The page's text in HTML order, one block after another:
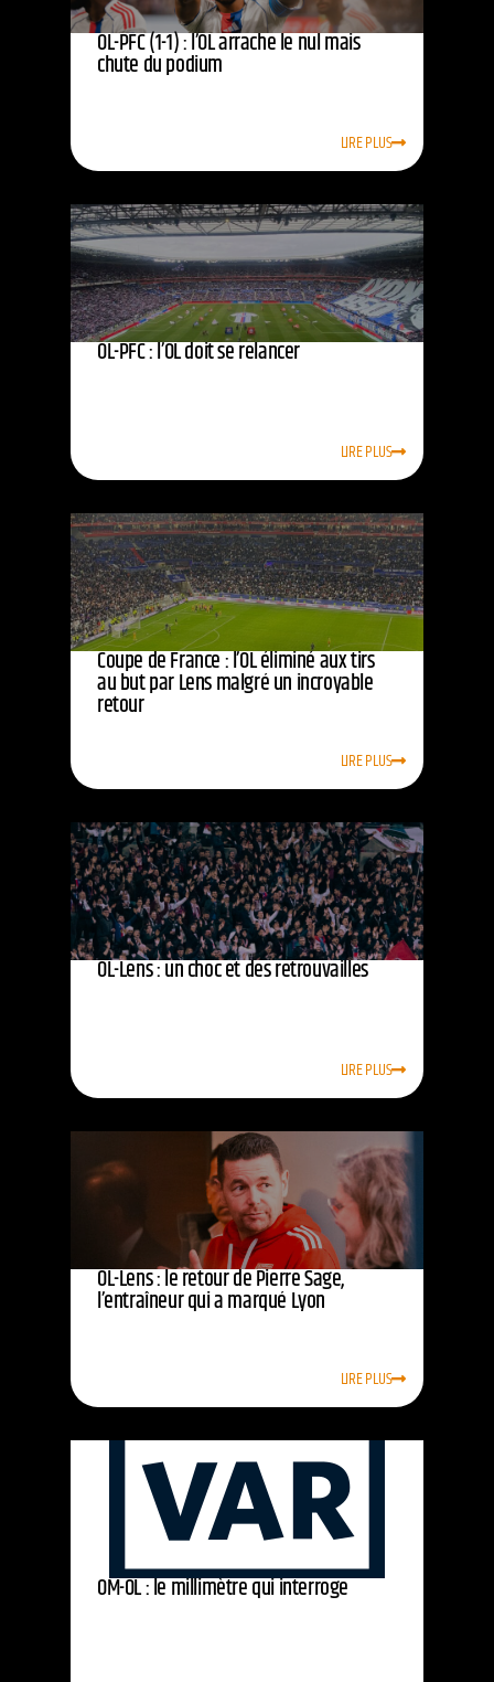
OL-PFC (1-1) : l’OL arrache le nul mais
chute du podium
LIRE PLUS
OL-PFC : l’OL doit se relancer
LIRE PLUS
Coupe de France : l’OL éliminé aux tirs
au but par Lens malgré un incroyable
retour
LIRE PLUS
OL-Lens : un choc et des retrouvailles
LIRE PLUS
OL-Lens : le retour de Pierre Sage,
l’entraîneur qui a marqué Lyon
LIRE PLUS
OM-OL : le millimètre qui interroge